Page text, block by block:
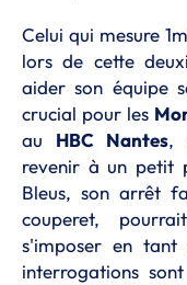
Celui qui mesure
lors de cette
aider son équipe
crucial pour les
au HBC Nantes,
revenir à un petit
Bleus, son arrêt
couperet,
s'imposer en
interrogations